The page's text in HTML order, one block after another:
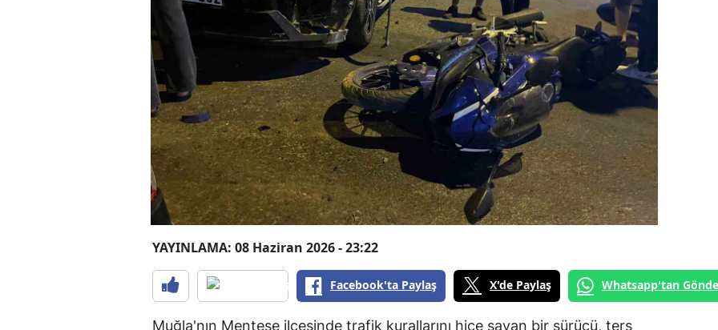
YAYINLAMA: 08 Haziran 2026 - 23:22
Facebook'ta Paylaş X'de Paylaş Whatsapp'tan
Muğla'nın Menteşe ilçesinde trafik kurallarını hiçe sayan bir sürücü, ters